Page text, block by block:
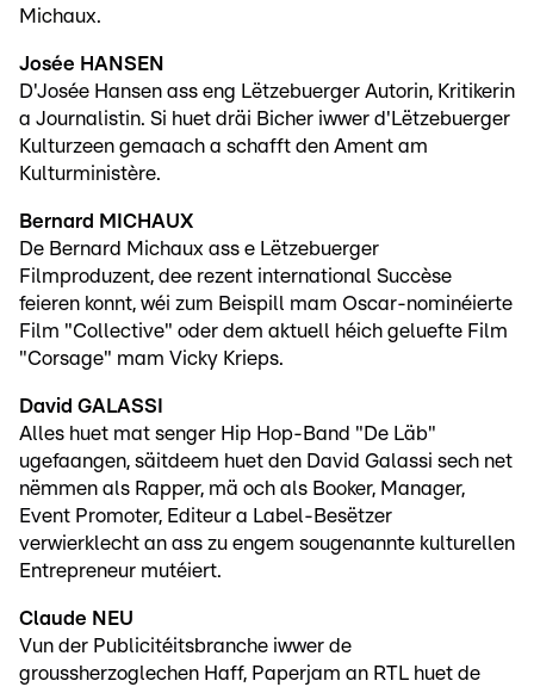
Michaux.
Josée HANSEN
D'Josée Hansen ass eng Lëtzebuerger Autorin, Kritikerin
a Journalistin. Si huet dräi Bicher iwwer d'Lëtzebuerger
Kulturzeen gemaach a schafft den Ament am
Kulturministère.
Bernard MICHAUX
De Bernard Michaux ass e Lëtzebuerger
Filmproduzent, dee rezent international Succèse
feieren konnt, wéi zum Beispill mam Oscar-nominéierte
Film "Collective" oder dem aktuell héich geluefte Film
"Corsage" mam Vicky Krieps.
David GALASSI
Alles huet mat senger Hip Hop-Band "De Läb"
ugefaangen, säitdeem huet den David Galassi sech net
nëmmen als Rapper, mä och als Booker, Manager,
Event Promoter, Editeur a Label-Besëtzer
verwierklecht an ass zu engem sougenannte kulturellen
Entrepreneur mutéiert.
Claude NEU
Vun der Publicitéitsbranche iwwer de
groussherzoglechen Haff, Paperjam an RTL huet de